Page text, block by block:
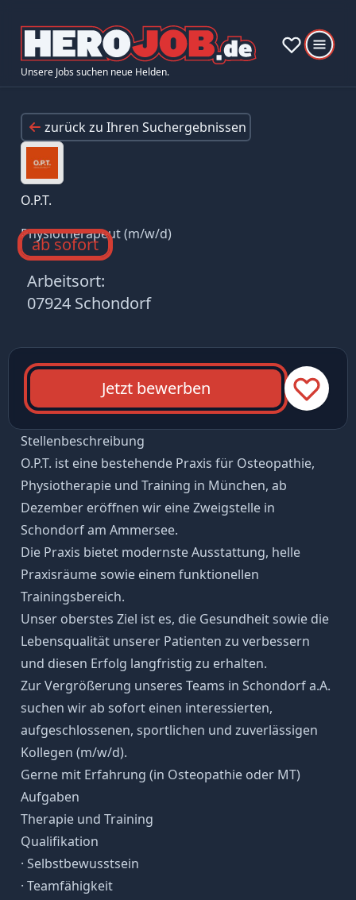
Unsere Jobs suchen neue Helden.
zurück zu Ihren Suchergebnissen
O.P.T.
Physiotherapeut (m/w/d)
ab sofort
Arbeitsort:
07924 Schondorf
Jetzt bewerben
Stellenbeschreibung
O.P.T. ist eine bestehende Praxis für Osteopathie,
Physiotherapie und Training in München, ab
Dezember eröffnen wir eine Zweigstelle in
Schondorf am Ammersee.
Die Praxis bietet modernste Ausstattung, helle
Praxisräume sowie einem funktionellen
Trainingsbereich.
Unser oberstes Ziel ist es, die Gesundheit sowie die
Lebensqualität unserer Patienten zu verbessern
und diesen Erfolg langfristig zu erhalten.
Zur Vergrößerung unseres Teams in Schondorf a.A.
suchen wir ab sofort einen interessierten,
aufgeschlossenen, sportlichen und zuverlässigen
Kollegen (m/w/d).
Gerne mit Erfahrung (in Osteopathie oder MT)
Aufgaben
Therapie und Training
Qualifikation
· Selbstbewusstsein
· Teamfähigkeit